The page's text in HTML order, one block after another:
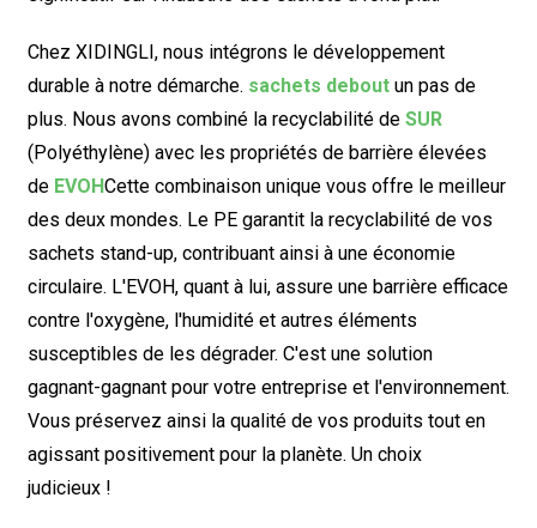
Chez XIDINGLI, nous intégrons le développement
durable à notre démarche. sachets deboutun pas de
plus. Nous avons combiné la recyclabilité de SUR
(Polyéthylène) avec les propriétés de barrière élevées
de EVOHCette combinaison unique vous offre le meilleur
des deux mondes. Le PE garantit la recyclabilité de vos
sachets stand-up, contribuant ainsi à une économie
circulaire. L'EVOH, quant à lui, assure une barrière efficace
contre l'oxygène, l'humidité et autres éléments
susceptibles de les dégrader. C'est une solution
gagnant-gagnant pour votre entreprise et l'environnement.
Vous préservez ainsi la qualité de vos produits tout en
agissant positivement pour la planète. Un choix
judicieux !